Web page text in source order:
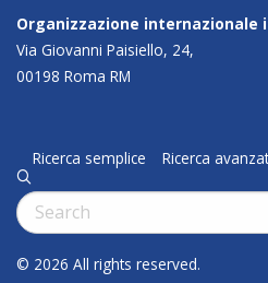
Organizzazione internazionale
Via Giovanni Paisiello, 24,
00198 Roma RM
Ricerca semplice Ricerca
q
Cerca:
© 2026 All rights reserved.